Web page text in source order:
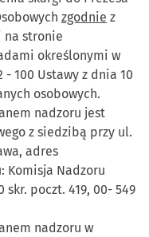
zgodnie z
stronie
określonymi w
- 100 Ustawy z dnia 10
osobowych.
nadzoru jest
z siedzibą przy ul.
adres
Komisja Nadzoru
skr. poczt. 419, 00- 549
nadzoru w